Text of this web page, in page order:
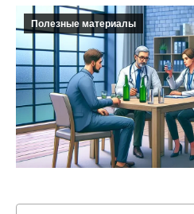
Полезные материалы